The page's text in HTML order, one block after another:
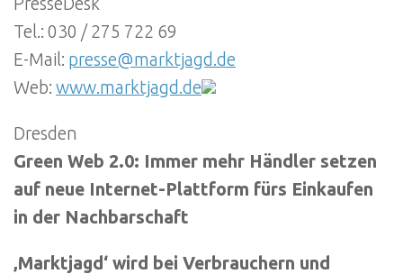
Tel.: 030 / 275 722 69
E-Mail: presse@marktjagd.de
Web: www.marktjagd.de
Dresden
Green Web 2.0: Immer mehr Händler setzen
auf neue Internet-Plattform fürs Einkaufen
in der Nachbarschaft
‚Marktjagd‘ wird bei Verbrauchern und